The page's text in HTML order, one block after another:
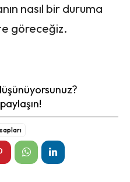
nasıl bir duruma
göreceğiz.